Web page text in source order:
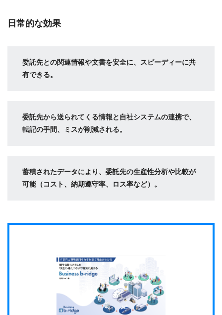
日常的な効果
委託先との関連情報や文書を安全に、スピーディーに共
有できる。
委託先から送られてくる情報と自社システムの連携で、
転記の手間、ミスが削減される。
蓄積されたデータにより、委託先の生産性分析や比較が
可能（コスト、納期遵守率、ロス率など）。